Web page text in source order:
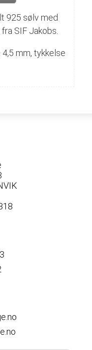
925 sølv med
SIF Jakobs.
mm, tykkelse